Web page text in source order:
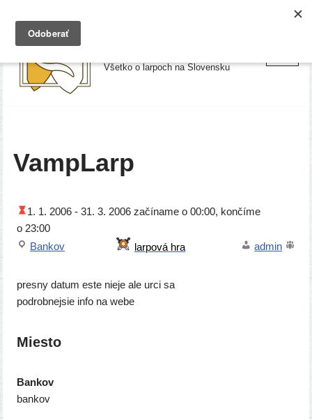
Preskočiť
Všetko o larpoch na Slovensku
VampLarp
1. 1. 2006 -31. 3. 2006 začí­na­me o 00:00, kon­čí­me
o 23:00
Bankov
admin
pres­ny datum este nie­je ale urci sa
pod­rob­nej­sie info na webe
Miesto
Bankov
ban­kov